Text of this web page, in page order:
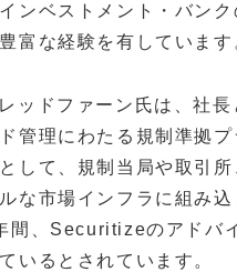
ンベストメント・バン
富な経験を有しています
ッドファーン氏は、社長
管理にわたる規制準拠
して、規制当局や取引
な市場インフラに組み
間、Securitizeのアドバ
いるとされています。